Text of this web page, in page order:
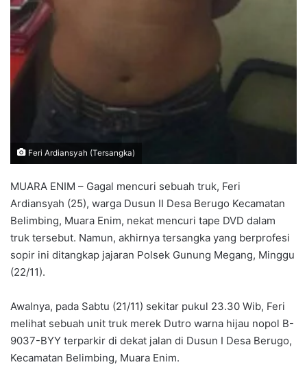
Feri Ardiansyah (Tersangka)
MUARA ENIM – Gagal mencuri sebuah truk, Feri
Ardiansyah (25), warga Dusun II Desa Berugo Kecamatan
Belimbing, Muara Enim, nekat mencuri tape DVD dalam
truk tersebut. Namun, akhirnya tersangka yang berprofesi
sopir ini ditangkap jajaran Polsek Gunung Megang, Minggu
(22/11).
Awalnya, pada Sabtu (21/11) sekitar pukul 23.30 Wib, Feri
melihat sebuah unit truk merek Dutro warna hijau nopol B-
9037-BYY terparkir di dekat jalan di Dusun I Desa Berugo,
Kecamatan Belimbing, Muara Enim.